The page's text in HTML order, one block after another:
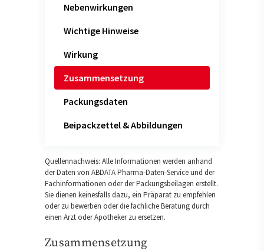
Nebenwirkungen
Wichtige Hinweise
Wirkung
Zusammensetzung
Packungsdaten
Beipackzettel & Abbildungen
Quellennachweis: Alle Informationen werden anhand
der Daten von ABDATA Pharma-Daten-Service und der
Fachinformationen oder der Packungsbeilagen erstellt.
Sie dienen keinesfalls dazu, ein Präparat zu empfehlen
oder zu bewerben oder die fachliche Beratung durch
einen Arzt oder Apotheker zu ersetzen.
Zusammensetzung